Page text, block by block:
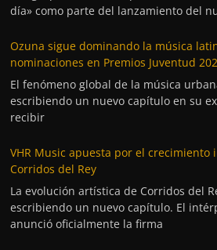
día» como parte del lanzamiento del
Ozuna sigue dominando la música
nominaciones en Premios Juventud
El fenómeno global de la música
escribiendo un nuevo capítulo en su
recibir
VHR Music apuesta por el crecimiento
Corridos del Rey
La evolución artística de Corridos del
escribiendo un nuevo capítulo. El
anunció oficialmente la firma